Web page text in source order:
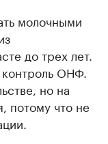
молочными
до трех лет.
контроль ОНФ.
но на
потому что не